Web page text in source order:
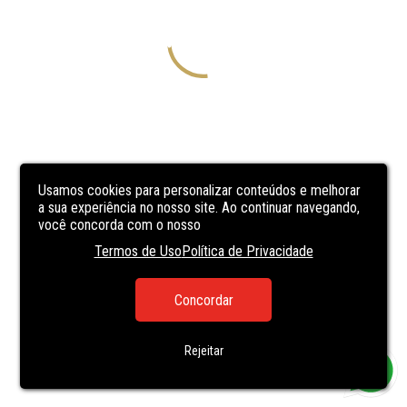
Usamos cookies para personalizar conteúdos e melhorar
a sua experiência no nosso site. Ao continuar navegando,
você concorda com o nosso
Termos de UsoPolítica de Privacidade
Concordar
Rejeitar